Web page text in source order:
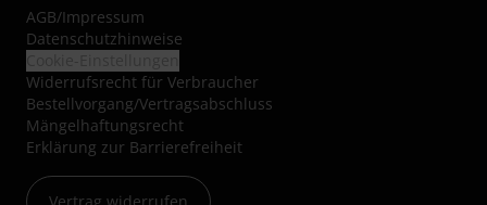
AGB/Impressum
Datenschutzhinweise
Widerrufsrecht für Verbraucher
Bestellvorgang/Vertragsabschluss
Mängelhaftungsrecht
Erklärung zur Barrierefreiheit